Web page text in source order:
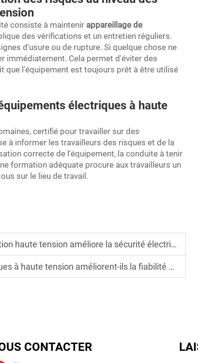
consiste à maintenir appareillage de
des vérifications et un entretien réguliers.
d'usure ou de rupture. Si quelque chose ne
immédiatement. Cela permet d'éviter des
l'équipement est toujours prêt à être utilisé
électriques à haute
certifié pour travailler sur des
à informer les travailleurs des risques et de la
correcte de l'équipement, la conduite à tenir
formation adéquate procure aux travailleurs un
sur le lieu de travail.
haute tension améliore la sécurité électrique
améliorent-ils la fiabilité des systèmes électriques ?
CONTACTER